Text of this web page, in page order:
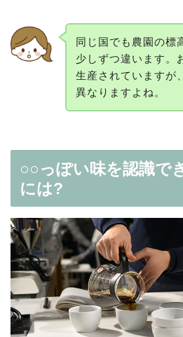
同じ国でも農園の標
少しずつ違います。
生産されていますが
異なりますよね。
○○っぽい味を認識で
には?